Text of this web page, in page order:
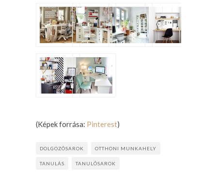
(Képek forrása: Pinterest)
DOLGOZÓSAROK OTTHONI MUNKAHELY
TANULÁS TANULÓSAROK